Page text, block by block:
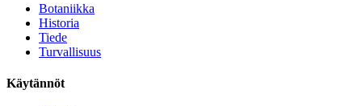
Botaniikka
Historia
Tiede
Turvallisuus
Käytännöt